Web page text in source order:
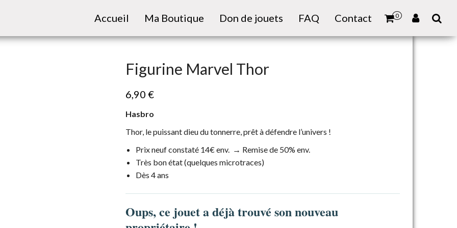
0
Accueil Ma Boutique Don de jouets FAQ Contact
Figurine Marvel Thor
6,90€
Hasbro
Thor, le puissant dieu du tonnerre, prêt à défendre l’univers !
Prix neuf constaté 14€ env. → Remise de 50% env.
Très bon état (quelques microtraces)
Dès 4 ans
Oups, ce jouet a déjà trouvé son nouveau